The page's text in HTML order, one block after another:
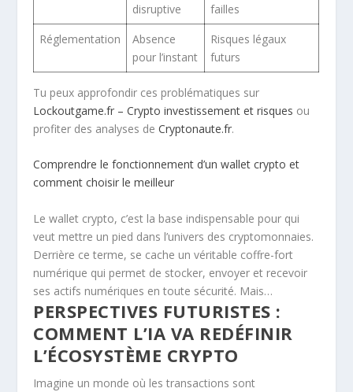
disruptive
failles
Réglementation
Absence
pour l’instant
Risques légaux
futurs
Tu peux approfondir ces problématiques sur
Lockoutgame.fr – Crypto investissement et risques ou
profiter des analyses deCryptonaute.fr.
Comprendre le fonctionnement d’un wallet crypto et
comment choisir le meilleur
Le wallet crypto, c’est la base indispensable pour qui
veut mettre un pied dans l’univers des cryptomonnaies.
Derrière ce terme, se cache un véritable coffre-fort
numérique qui permet de stocker, envoyer et recevoir
ses actifs numériques en toute sécurité. Mais…
PERSPECTIVES FUTURISTES :
COMMENT L’IA VA REDÉFINIR
L’ÉCOSYSTÈME CRYPTO
Imagine un monde où les transactions sont